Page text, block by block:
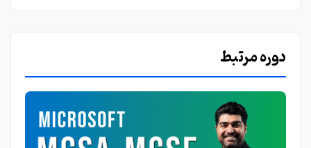
دوره مرتبط